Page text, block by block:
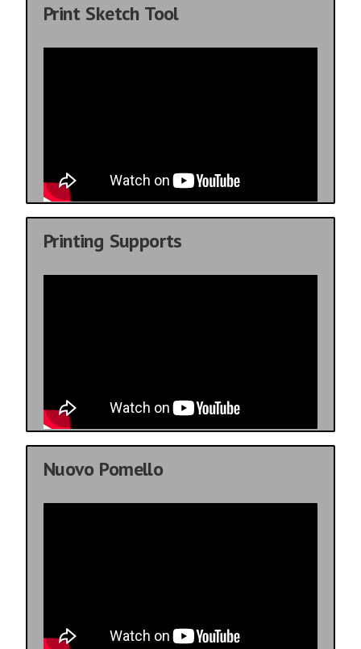
Print Sketch Tool
Printing Supports
Nuovo Pomello